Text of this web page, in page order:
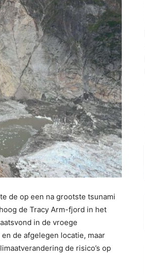
de op een na grootste tsunami
de Tracy Arm-fjord in het
in de vroege
de afgelegen locatie, maar
de risico’s op